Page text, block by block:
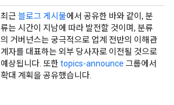
최근블로그 게시물에서 공유한 바와 같이, 분
류는 시간이 지남에 따라 발전할 것이며, 분류
의 거버넌스는 궁극적으로 업계 전반의 이해관
계자를 대표하는 외부 당사자로 이전될 것으로
예상됩니다. 또한 topics-announce 그룹에서
확대 계획을 공유했습니다.